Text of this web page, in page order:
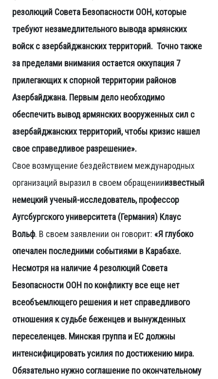
резолюций Совета Безопасности ООН, которые
требуют незамедлительного вывода армянских
войск с азербайджанских территорий. Точно также
за пределами внимания остается оккупация 7
прилегающих к спорной территории районов
Азербайджана. Первым дело необходимо
обеспечить вывод армянских вооруженных сил с
азербайджанских территорий, чтобы кризис нашел
свое справедливое разрешение».
Свое возмущение бездействием международных
организаций выразил в своем обращенииизвестный
немецкий ученый-исследователь, профессор
Аугсбургского университета (Германия) Клаус
Вольф. В своем заявлении он говорит: «Я глубоко
опечален последними событиями в Карабахе.
Несмотря на наличие 4 резолюций Совета
Безопасности ООН по конфликту все еще нет
всеобъемлющего решения и нет справедливого
отношения к судьбе беженцев и вынужденных
переселенцев. Минская группа и ЕС должны
интенсифицировать усилия по достижению мира.
Обязательно нужно соглашение по окончательному